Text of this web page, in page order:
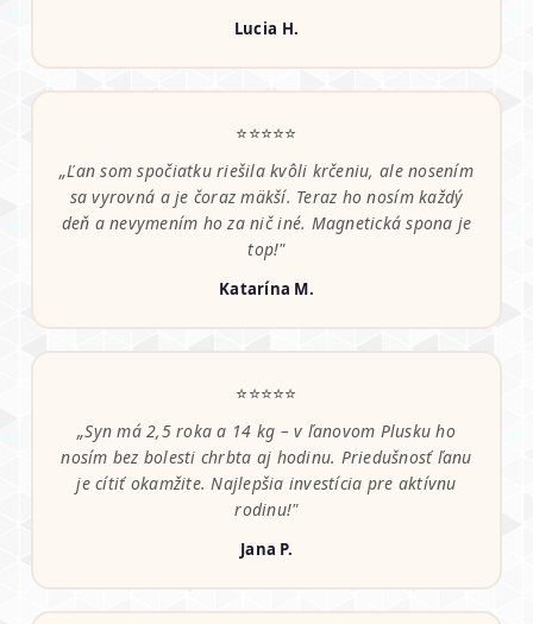
Lucia H.
⭐⭐⭐⭐⭐
„Ľan som spočiatku riešila kvôli krčeniu, ale nosením
sa vyrovná a je čoraz mäkší. Teraz ho nosím každý
deň a nevymením ho za nič iné. Magnetická spona je
top!"
Katarína M.
⭐⭐⭐⭐⭐
„Syn má 2,5 roka a 14 kg – v ľanovom Plusku ho
nosím bez bolesti chrbta aj hodinu. Priedušnosť ľanu
je cítiť okamžite. Najlepšia investícia pre aktívnu
rodinu!"
Jana P.